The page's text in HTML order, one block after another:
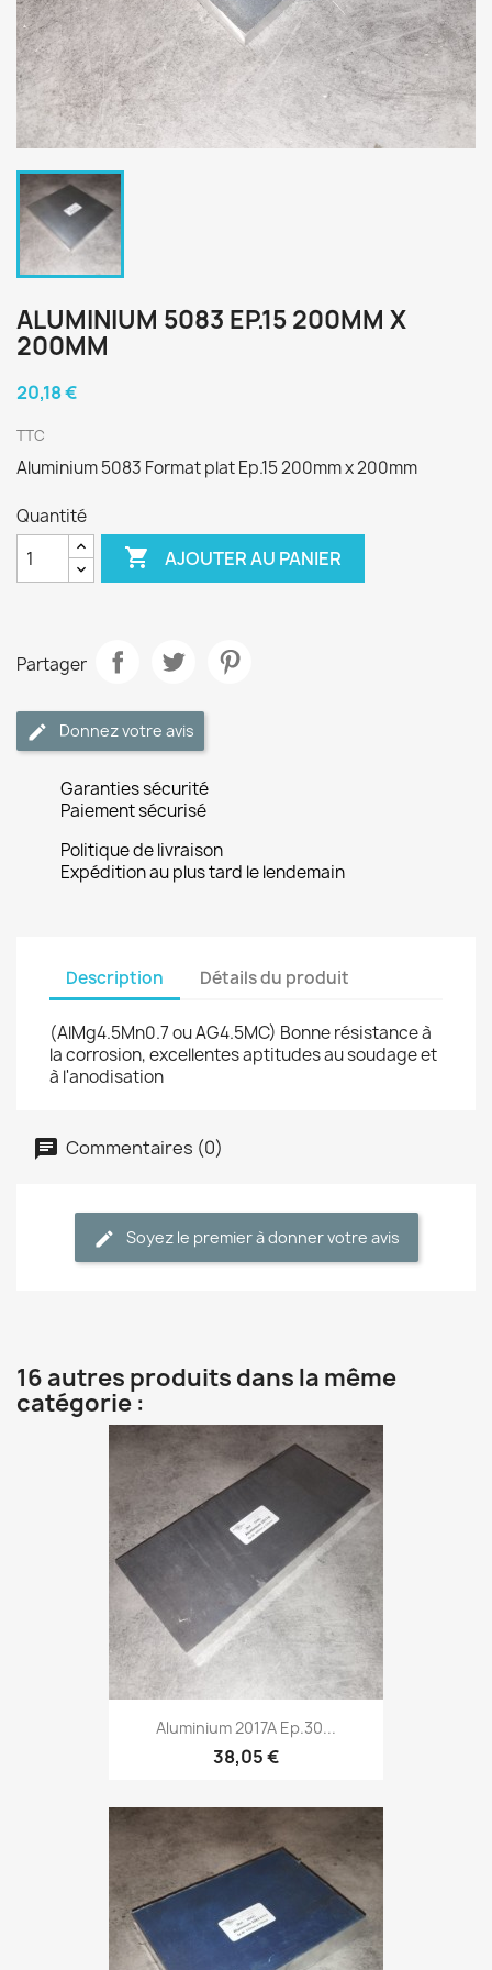
ALUMINIUM 5083 EP.15 200MM X
200MM
20,18 €
TTC
Aluminium 5083 Format plat Ep.15 200mm x 200mm
Quantité
 AJOUTER AU PANIER
Partager
Donnez votre avis
Garanties sécurité
Paiement sécurisé
Politique de livraison
Expédition au plus tard le lendemain
Description Détails du produit
(AlMg4.5Mn0.7 ou AG4.5MC) Bonne résistance à
la corrosion, excellentes aptitudes au soudage et
à l'anodisation
Commentaires (0)
Soyez le premier à donner votre avis
16 autres produits dans la même
catégorie :
Aluminium 2017A Ep.30...
38,05 €